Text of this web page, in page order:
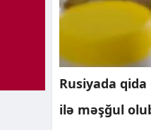
Rusiyada
ilə məşğul